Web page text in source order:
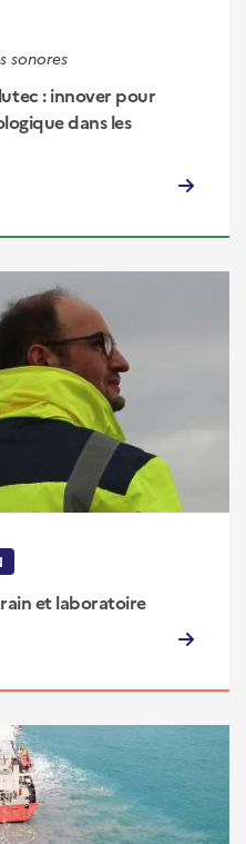
sonores
: innover pour
dans les
et laboratoire